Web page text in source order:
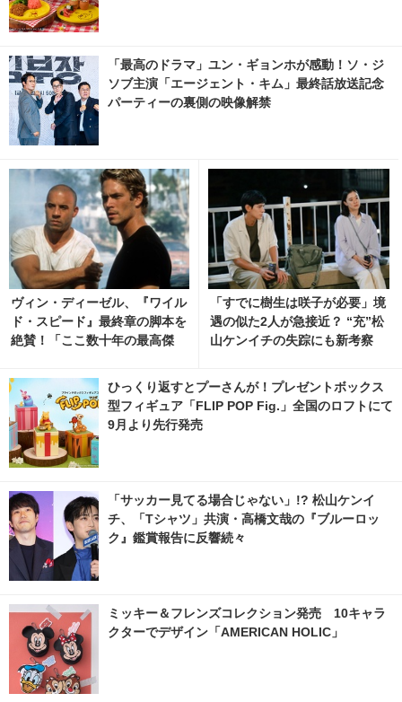
「最高のドラマ」ユン・ギョンホが感動！ソ・ジ
ソブ主演「エージェント・キム」最終話放送記念
パーティーの裏側の映像解禁
ヴィン・ディーゼル、『ワイル
ド・スピード』最終章の脚本を
絶賛！「ここ数十年の最高傑
「すでに樹生は咲子が必要」境
遇の似た2人が急接近？ “充”松
山ケンイチの失踪にも新考察
ひっくり返すとプーさんが！プレゼントボックス
型フィギュア「FLIP POP Fig.」全国のロフトにて
9月より先行発売
「サッカー見てる場合じゃない」!? 松山ケンイ
チ、「Tシャツ」共演・高橋文哉の『ブルーロッ
ク』鑑賞報告に反響続々
ミッキー＆フレンズコレクション発売 10キャラ
クターでデザイン「AMERICAN HOLIC」